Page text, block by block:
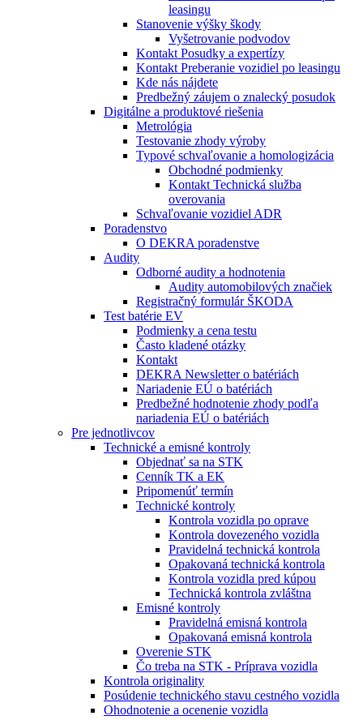
leasingu
Stanovenie výšky škody
Vyšetrovanie podvodov
Kontakt Posudky a expertízy
Kontakt Preberanie vozidiel po leasingu
Kde nás nájdete
Predbežný záujem o znalecký posudok
Digitálne a produktové riešenia
Metrológia
Testovanie zhody výroby
Typové schvaľovanie a homologizácia
Obchodné podmienky
Kontakt Technická služba
overovania
Schvaľovanie vozidiel ADR
Poradenstvo
O DEKRA poradenstve
Audity
Odborné audity a hodnotenia
Audity automobilových značiek
Registračný formulár ŠKODA
Test batérie EV
Podmienky a cena testu
Často kladené otázky
Kontakt
DEKRA Newsletter o batériách
Nariadenie EÚ o batériách
Predbežné hodnotenie zhody podľa
nariadenia EÚ o batériách
Pre jednotlivcov
Technické a emisné kontroly
Objednať sa na STK
Cenník TK a EK
Pripomenúť termín
Technické kontroly
Kontrola vozidla po oprave
Kontrola dovezeného vozidla
Pravidelná technická kontrola
Opakovaná technická kontrola
Kontrola vozidla pred kúpou
Technická kontrola zvláštna
Emisné kontroly
Pravidelná emisná kontrola
Opakovaná emisná kontrola
Overenie STK
Čo treba na STK - Príprava vozidla
Kontrola originality
Posúdenie technického stavu cestného vozidla
Ohodnotenie a ocenenie vozidla